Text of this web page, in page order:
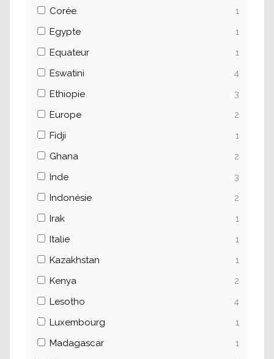
Corée
1
Egypte
1
Equateur
1
Eswatini
4
Ethiopie
3
Europe
2
Fidji
1
Ghana
2
Inde
3
Indonésie
2
Irak
1
Italie
1
Kazakhstan
1
Kenya
2
Lesotho
4
Luxembourg
1
Madagascar
1